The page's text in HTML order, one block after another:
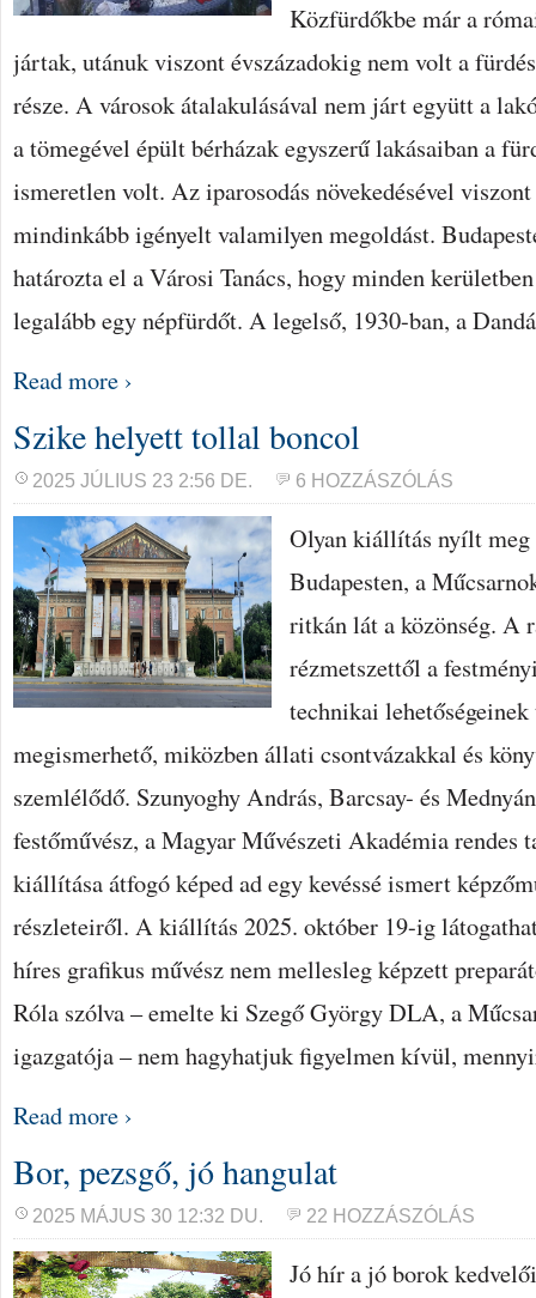
Közfürdőkbe már a
jártak, utánuk viszont évszázadokig nem volt a
része. A városok átalakulásával nem járt együtt a
a tömegével épült bérházak egyszerű lakásaiban a
ismeretlen volt. Az iparosodás növekedésével
mindinkább igényelt valamilyen megoldást.
határozta el a Városi Tanács, hogy minden
legalább egy népfürdőt. A legelső, 1930-ban, a
Read more ›
Szike helyett tollal boncol
2025 JÚLIUS 23 2:56 DE. 6 HOZZÁSZÓLÁS
Olyan kiállítás nyílt meg
Budapesten, a
ritkán lát a közönség. A
rézmetszettől a
technikai lehetőségeinek
megismerhető, miközben állati csontvázakkal és
szemlélődő. Szunyoghy András, Barcsay- és
festőművész, a Magyar Művészeti Akadémia rendes
kiállítása átfogó képed ad egy kevéssé ismert
részleteiről. A kiállítás 2025. október 19-ig
híres grafikus művész nem mellesleg képzett
Róla szólva – emelte ki Szegő György DLA, a
igazgatója – nem hagyhatjuk figyelmen kívül,
Read more ›
Bor, pezsgő, jó hangulat
2025 MÁJUS 30 12:32 DU. 22 HOZZÁSZÓLÁS
Jó hír a jó borok